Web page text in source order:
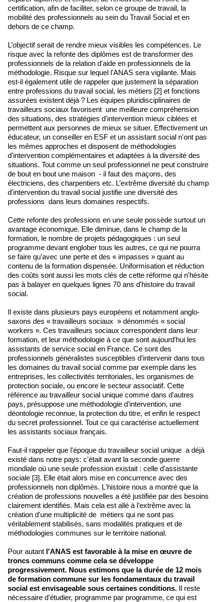
certification, afin de faciliter, selon ce groupe de travail, la
mobilité des professionnels au sein du Travail Social et en
dehors de ce champ.
L’objectif serait de rendre mieux visibles les compétences. Le
risque avec la refonte des diplômes est de transformer des
professionnels de la relation d'aide en professionnels de la
méthodologie. Risque sur lequel l'ANAS sera vigilante. Mais
est-il également utile de rappeler que justement la séparation
entre professions du travail social, les métiers [2] et fonctions
assurées existent déjà ? Les équipes pluridisciplinaires de
travailleurs sociaux favorisent une meilleure compréhension
des situations, des stratégies d'intervention mieux ciblées et
permettent aux personnes de mieux se situer. Effectivement un
éducateur, un conseiller en ESF et un assistant social n'ont pas
les mêmes approches et disposent de méthodologies
d'intervention complémentaires et adaptées à la diversité des
situations. Tout comme un seul professionnel ne peut construire
de bout en bout une maison - il faut des maçons, des
électriciens, des charpentiers etc. L’extrême diversité du champ
d'intervention du travail social justifie une diversité des
professions dans leurs domaines respectifs.
Cette refonte des professions en une seule possède surtout un
avantage économique. Elle diminue, dans le champ de la
formation, le nombre de projets pédagogiques : un seul
programme devant englober tous les autres, ce qui ne pourra
se faire qu'avec une perte et des « impasses » quant au
contenu de la formation dispensée. Uniformisation et réduction
des coûts sont aussi les mots clés de cette réforme qui n'hésite
pas à balayer en quelques lignes 70 ans d'histoire du travail
social.
Il existe dans plusieurs pays européens et notamment anglo-
saxons des « travailleurs sociaux » dénommés « social
workers ». Ces travailleurs sociaux correspondent dans leur
formation, et leur méthodologie à ce que sont aujourd'hui les
assistants de service social en France. Ce sont des
professionnels généralistes susceptibles d'intervenir dans tous
les domaines du travail social comme par exemple dans les
entreprises, les collectivités territoriales, les organismes de
protection sociale, ou encore le secteur associatif. Cette
référence au travailleur social unique comme dans d'autres
pays, présuppose une méthodologie d'intervention, une
déontologie reconnue, la protection du titre, et enfin le respect
du secret professionnel. Tout ce qui caractérise actuellement
les assistants sociaux français.
Faut-il rappeler que l'époque du travailleur social unique a déjà
existé dans notre pays: c'était avant la seconde guerre
mondiale où une seule profession existait : celle d'assistante
sociale [3]. Elle était alors mise en concurrence avec des
professionnels non diplômés. L'histoire nous a montré que la
création de professions nouvelles a été justifiée par des besoins
clairement identifiés. Mais cela est allé à l’extrême avec la
création d'une multiplicité de métiers qui ne sont pas
véritablement stabilisés, sans modalités pratiques et de
méthodologies communes sur le territoire national.
Pour autant l'ANAS est favorable à la mise en œuvre de
troncs communs comme cela se développe
progressivement. Nous estimons que la durée de 12 mois
de formation commune sur les fondamentaux du travail
social est envisageable sous certaines conditions. Il reste
nécessaire d'étudier, programme par programme, ce qui est